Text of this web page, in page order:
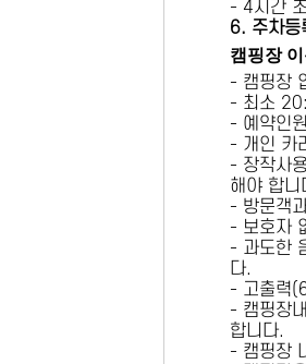
- 4시간
6. 주차등
캠핑장
- 캠핑장
- 최소
- 예약인
- 개인 카
- 장작사
해야 합니
- 방문객
- 보호자
- 과도한
다.
- 고출력
- 캠핑장
합니다.
- 캠핑장